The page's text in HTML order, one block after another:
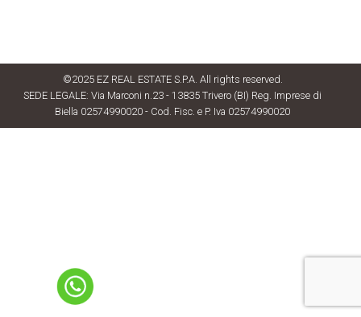
©2025 EZ REAL ESTATE S.P.A. All rights reserved.
SEDE LEGALE: Via Marconi n.23 - 13835 Trivero (BI) Reg. Imprese di
Biella 02574990020 - Cod. Fisc. e P. Iva 02574990020